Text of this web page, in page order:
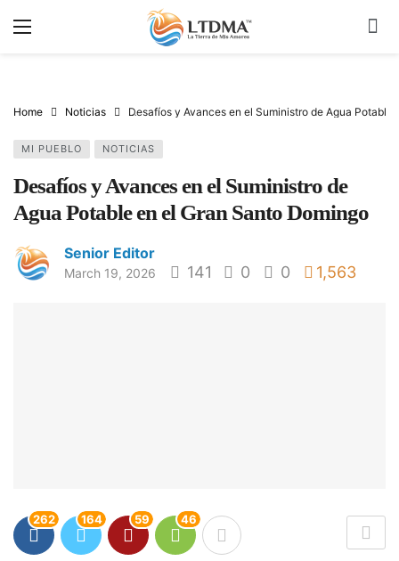
Home Noticias Desafíos y Avances en el Suministro de Agua Potable
MI PUEBLO NOTICIAS
Desafíos y Avances en el Suministro de
Agua Potable en el Gran Santo Domingo
Senior Editor
March 19, 2026 141 0 0 1,563
262 164 59 46